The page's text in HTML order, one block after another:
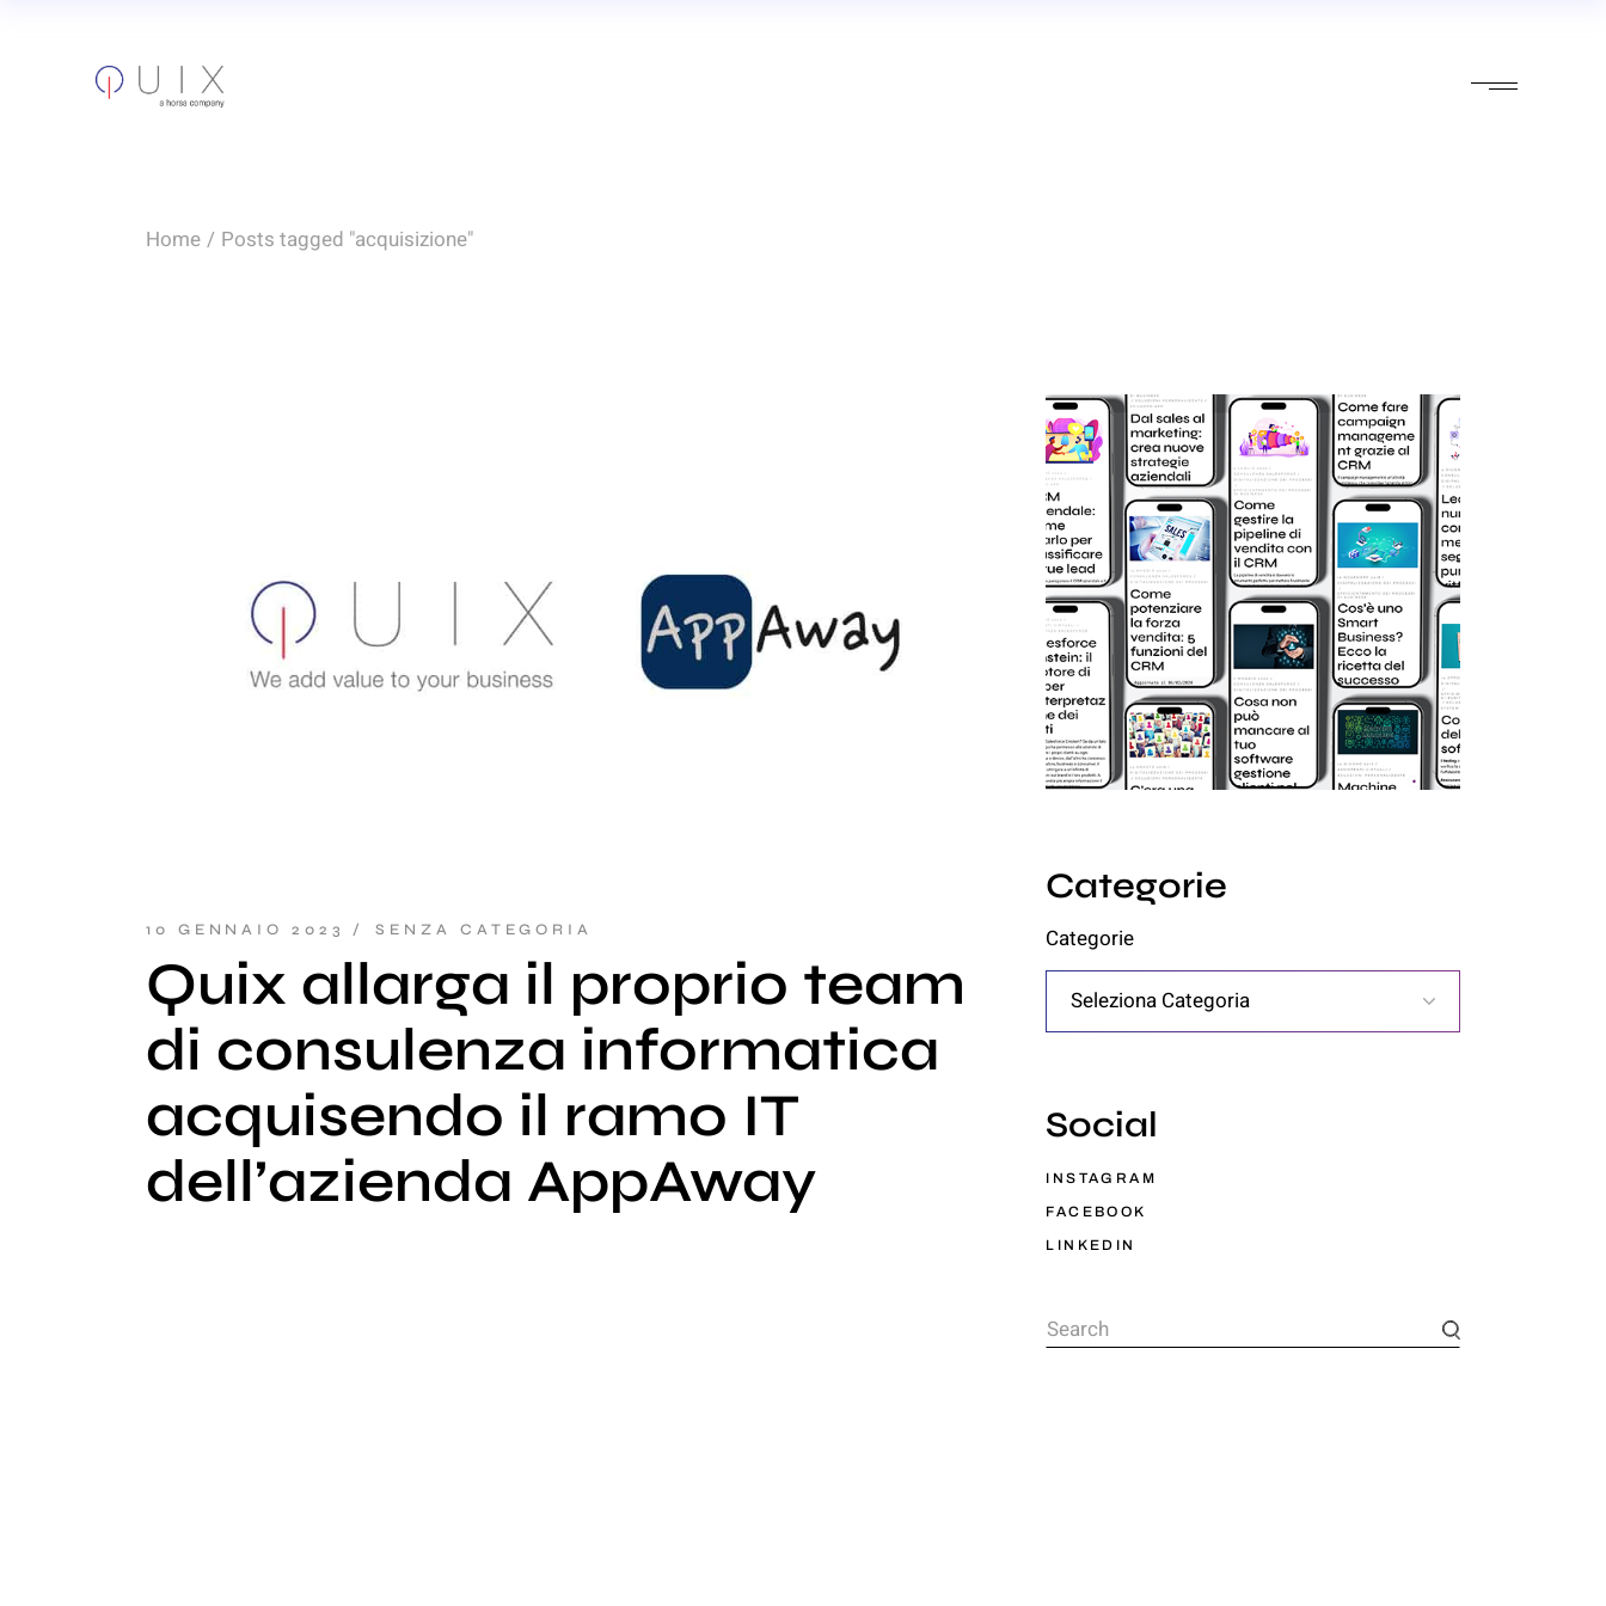
Home Posts tagged "acquisizione"
10 GENNAIO 2023 SENZA CATEGORIA
Quix allarga il proprio team
di consulenza informatica
acquisendo il ramo IT
dell’azienda AppAway
Categorie
Categorie
Social
INSTAGRAM
FACEBOOK
LINKEDIN
Search